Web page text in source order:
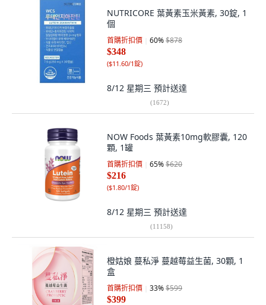
NUTRICORE 葉黃素玉米黃素, 30錠, 1
個
首購折扣價 60%$878
$348
($11.60/1錠)
8/12 星期三 預計送達
(1672)
NOW Foods 葉黃素10mg軟膠囊, 120
顆, 1罐
首購折扣價 65%$620
$216
($1.80/1錠)
8/12 星期三 預計送達
(11158)
橙姑娘 蔓私淨 蔓越莓益生菌, 30顆, 1
盒
首購折扣價 33%$599
$399